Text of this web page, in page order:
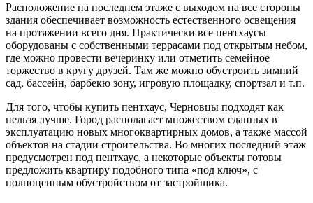
Расположение на последнем этаже с выходом на все стороны
здания обеспечивает возможность естественного освещения
на протяжении всего дня. Практически все пентхаусы
оборудованы с собственными террасами под открытым небом,
где можно провести вечеринку или отметить семейное
торжество в кругу друзей. Там же можно обустроить зимний
сад, бассейн, барбекю зону, игровую площадку, спортзал и т.п.
Для того, чтобы купить пентхаус, Черновцы подходят как
нельзя лучше. Город располагает множеством сданных в
эксплуатацию новых многоквартирных домов, а также массой
объектов на стадии строительства. Во многих последний этаж
предусмотрен под пентхаус, а некоторые объекты готовы
предложить квартиру подобного типа «под ключ», с
полноценным обустройством от застройщика.